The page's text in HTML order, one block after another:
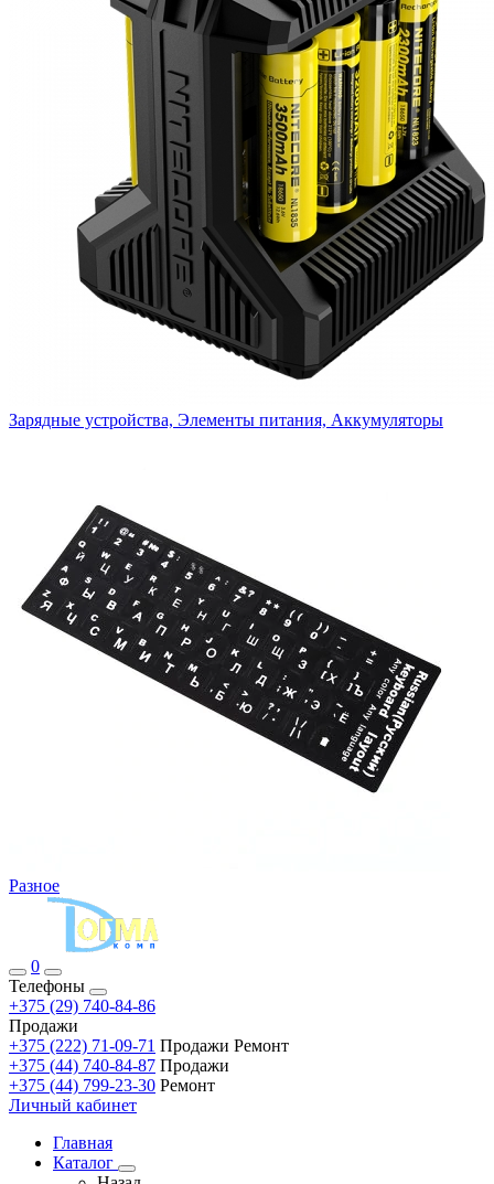
Зарядные устройства, Элементы питания, Аккумуляторы
Разное
0
Телефоны
+375 (29) 740-84-86
Продажи
+375 (222) 71-09-71 Продажи Ремонт
+375 (44) 740-84-87 Продажи
+375 (44) 799-23-30 Ремонт
Личный кабинет
Главная
Каталог